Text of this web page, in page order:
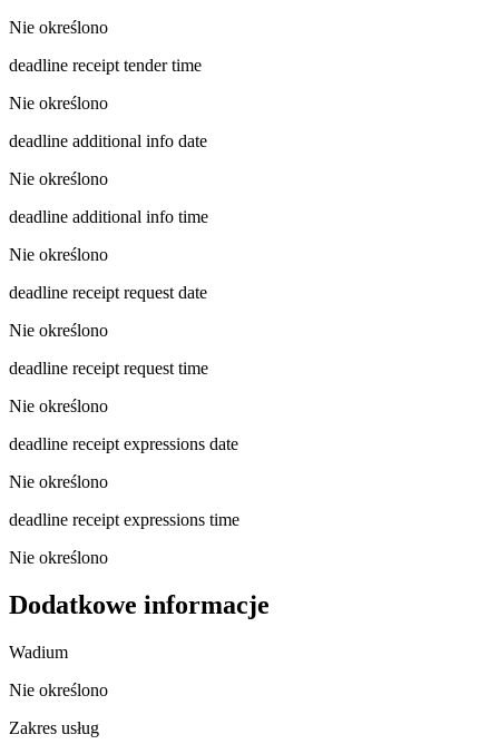
Nie określono
deadline receipt tender time
Nie określono
deadline additional info date
Nie określono
deadline additional info time
Nie określono
deadline receipt request date
Nie określono
deadline receipt request time
Nie określono
deadline receipt expressions date
Nie określono
deadline receipt expressions time
Nie określono
Dodatkowe informacje
Wadium
Nie określono
Zakres usług